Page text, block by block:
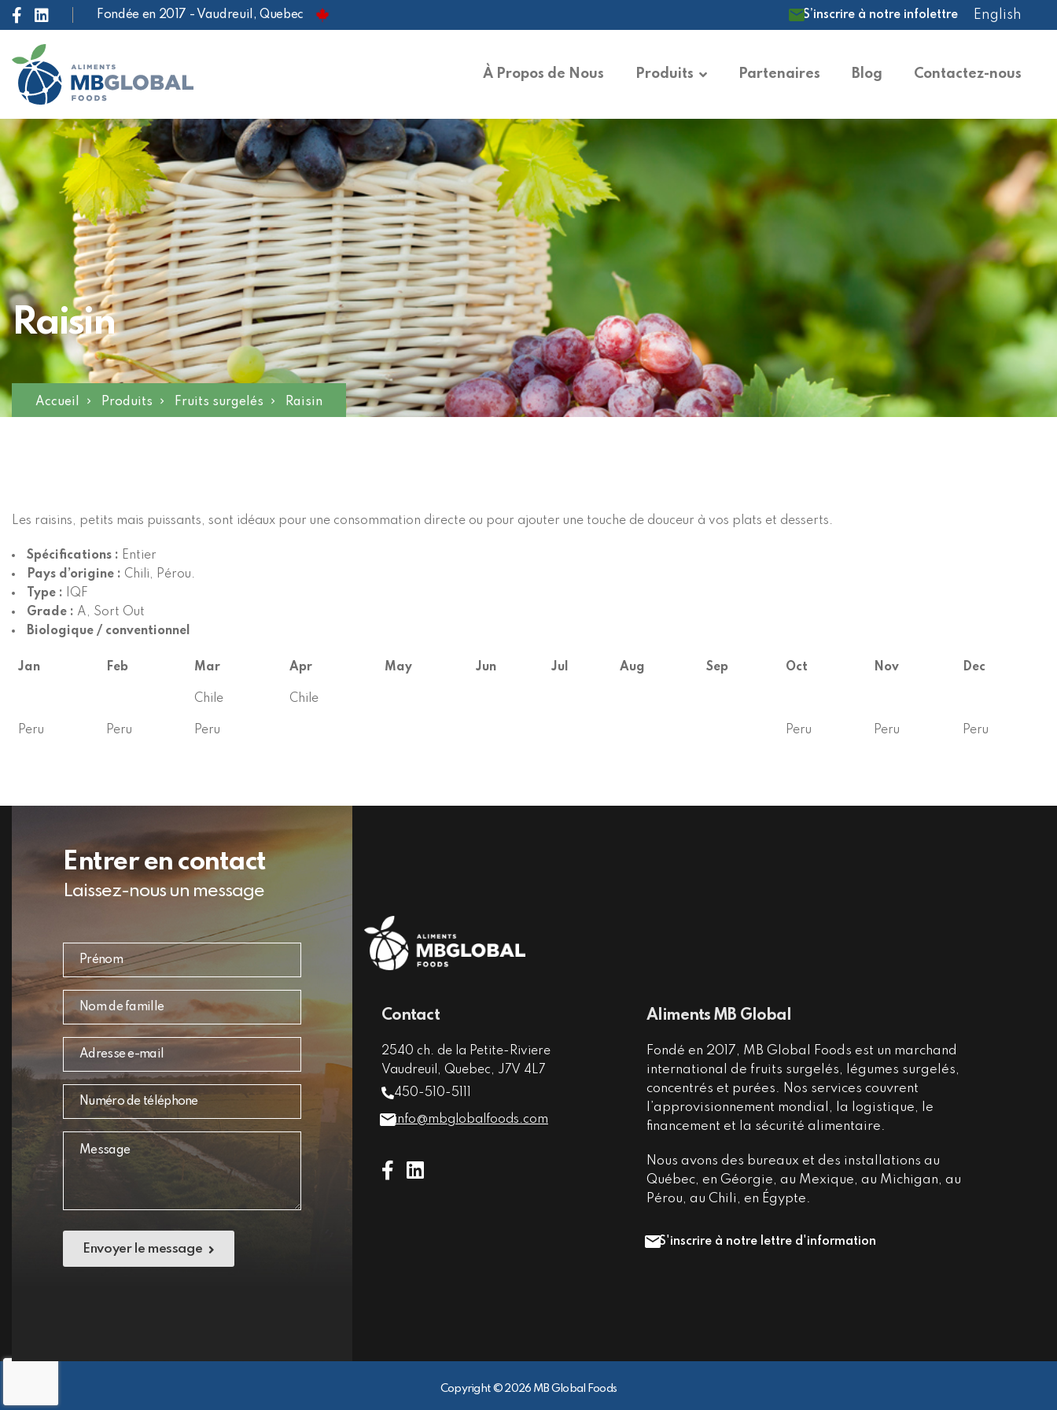
Fondée en 2017 - Vaudreuil, Quebec S’inscrire à notre infolettre English
À Propos de Nous Produits Partenaires Blog Contactez-nous
Raisin
Accueil Produits Fruits surgelés Raisin
Les raisins, petits mais puissants, sont idéaux pour une consommation directe ou pour ajouter une touche de douceur à vos plats et desserts.
Spécifications : Entier
Pays d’origine : Chili, Pérou.
Type :
IQF
Grade : A, Sort Out
Biologique / conventionnel
Jan Feb Mar Apr May Jun Jul Aug Sep Oct Nov Dec
Chile Chile
Peru Peru Peru Peru Peru Peru
Entrer en contact
Laissez-nous un message
Envoyer le message
Contact
2540 ch. de la Petite-Riviere
Vaudreuil, Quebec, J7V 4L7
450-510-5111
info@mbglobalfoods.com
Aliments MB Global
Fondé en 2017, MB Global Foods est un marchand
international de fruits surgelés, légumes surgelés,
concentrés et purées. Nos services couvrent
l’approvisionnement mondial, la logistique, le
financement et la sécurité alimentaire.
Nous avons des bureaux et des installations au
Québec, en Géorgie, au Mexique, au Michigan, au
Pérou, au Chili, en Égypte.
S'inscrire à notre lettre d'information
Copyright © 2026 MB Global Foods